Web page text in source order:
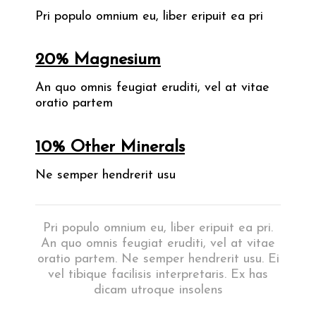
Pri populo omnium eu, liber eripuit ea pri
20% Magnesium
An quo omnis feugiat eruditi, vel at vitae
oratio partem
10% Other Minerals
Ne semper hendrerit usu
Pri populo omnium eu, liber eripuit ea pri.
An quo omnis feugiat eruditi, vel at vitae
oratio partem. Ne semper hendrerit usu. Ei
vel tibique facilisis interpretaris. Ex has
dicam utroque insolens